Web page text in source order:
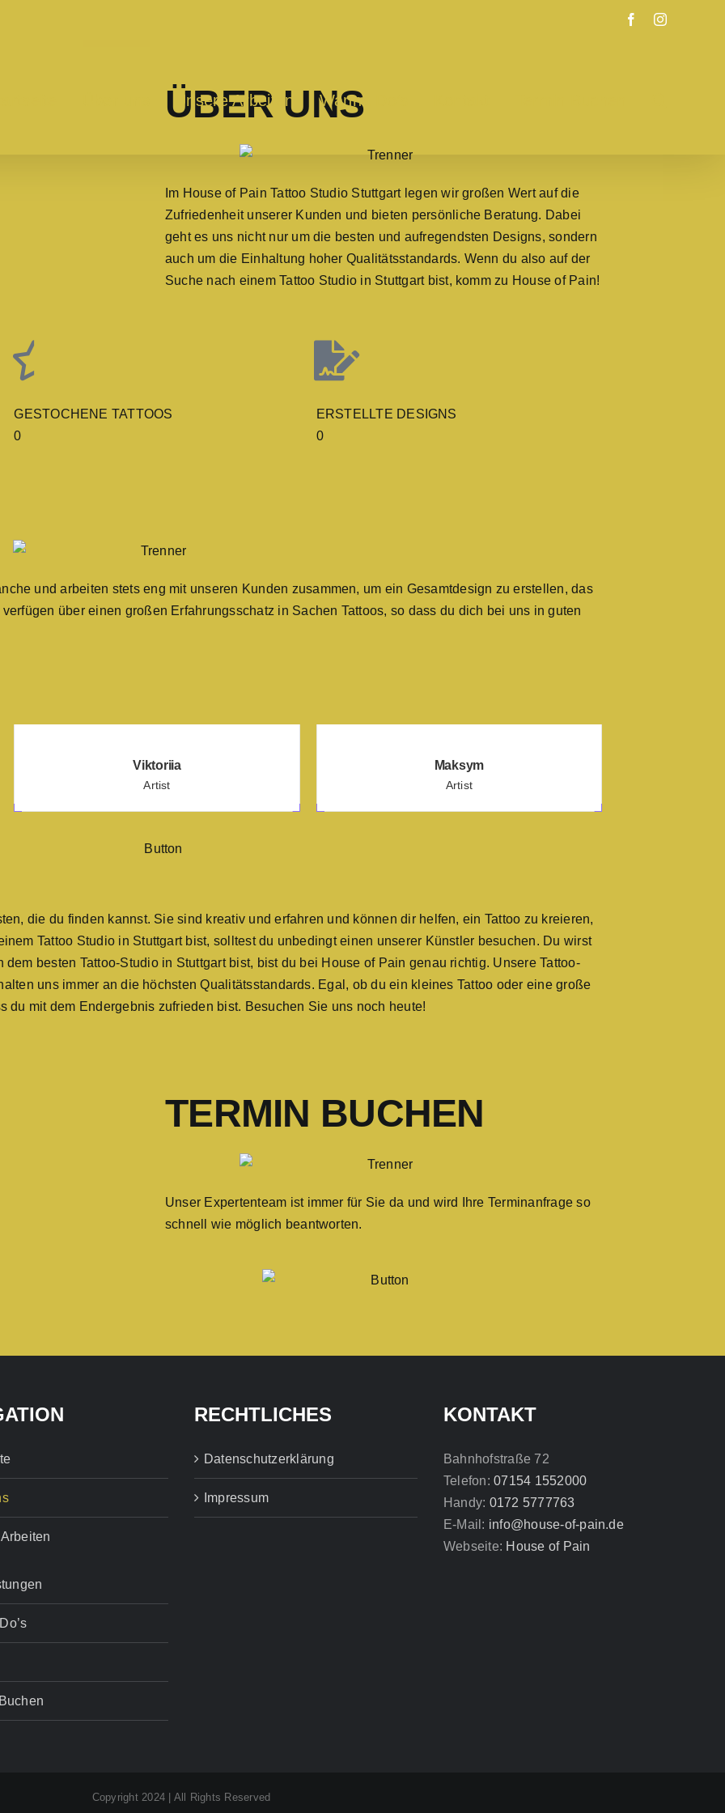
Unsere Arbeiten Wanna Do’s
ÜBER UNS
Im House of Pain Tattoo Studio Stuttgart legen wir großen Wert auf die
Zufriedenheit unserer Kunden und bieten persönliche Beratung. Dabei
geht es uns nicht nur um die besten und aufregendsten Designs, sondern
auch um die Einhaltung hoher Qualitätsstandards. Wenn du also auf der
Suche nach einem Tattoo Studio in Stuttgart bist, komm zu House of Pain!
GESTOCHENE TATTOOS
0
ERSTELLTE DESIGNS
0
und arbeiten stets eng mit unseren Kunden zusammen, um ein Gesamtdesign zu erstellen, das
über einen großen Erfahrungsschatz in Sachen Tattoos, so dass du dich bei uns in guten
Viktoriia
Artist
Maksym
Artist
die du finden kannst. Sie sind kreativ und erfahren und können dir helfen, ein Tattoo zu kreieren,
Tattoo Studio in Stuttgart bist, solltest du unbedingt einen unserer Künstler besuchen. Du wirst
besten Tattoo-Studio in Stuttgart bist, bist du bei House of Pain genau richtig. Unsere Tattoo-
uns immer an die höchsten Qualitätsstandards. Egal, ob du ein kleines Tattoo oder eine große
du mit dem Endergebnis zufrieden bist. Besuchen Sie uns noch heute!
TERMIN BUCHEN
Unser Expertenteam ist immer für Sie da und wird Ihre Terminanfrage so
schnell wie möglich beantworten.
RECHTLICHES
Datenschutzerklärung
Impressum
KONTAKT
Bahnhofstraße 72
Telefon:07154 1552000
Handy: 0172 5777763
E-Mail: info@house-of-pain.de
Webseite: House of Pain
Copyright 2024 | All Rights Reserved